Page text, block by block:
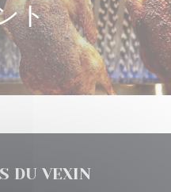
ト
DU VEXIN